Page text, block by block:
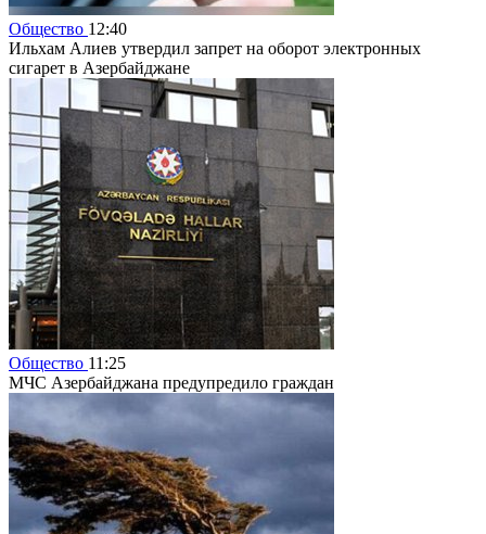
Общество 12:40
Ильхам Алиев утвердил запрет на оборот электронных
сигарет в Азербайджане
Общество 11:25
МЧС Азербайджана предупредило граждан